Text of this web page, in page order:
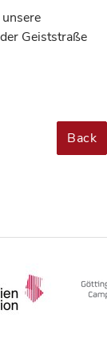
Geiststraße
Back